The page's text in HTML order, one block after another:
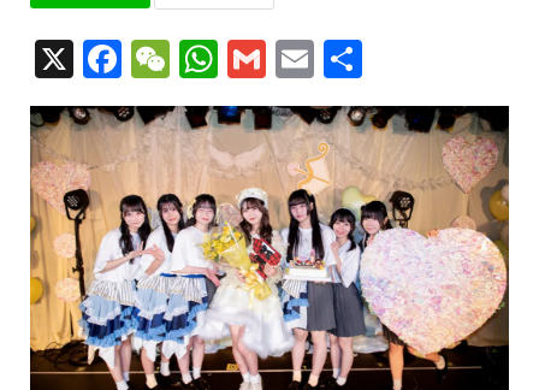
X Facebook
WeChat
WhatsApp
GmailEmail
有